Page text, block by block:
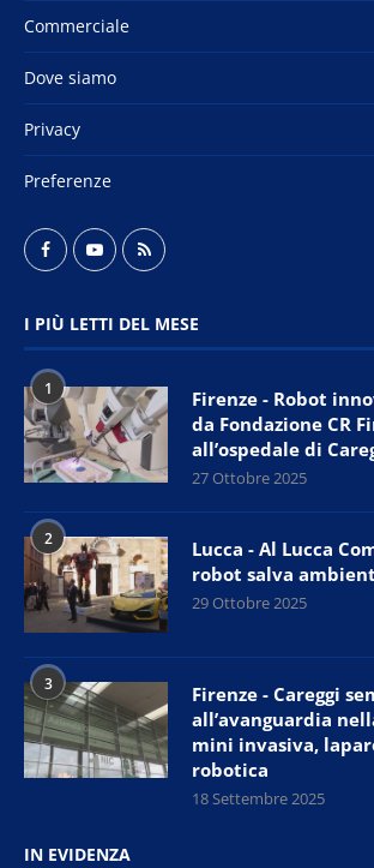
Commerciale
Dove siamo
Privacy
Preferenze
I PIÙ LETTI DEL MESE
1
Firenze - Robot
da Fondazione CR
all’ospedale di
27 Ottobre 2025
2
Lucca - Al Lucca
robot salva
29 Ottobre 2025
3
Firenze - Careggi
all’avanguardia
mini invasiva,
robotica
18 Settembre 2025
IN EVIDENZA